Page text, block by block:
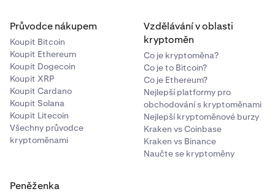
Průvodce nákupem
Koupit Bitcoin
Koupit Ethereum
Koupit Dogecoin
Koupit XRP
Koupit Cardano
Koupit Solana
Koupit Litecoin
Všechny průvodce
kryptoměnami
Vzdělávání v oblasti
kryptoměn
Co je kryptoměna?
Co je to Bitcoin?
Co je Ethereum?
Nejlepší platformy pro
obchodování s kryptoměnami
Nejlepší kryptoměnové burzy
Kraken vs Coinbase
Kraken vs Binance
Naučte se kryptoměny
Peněženka